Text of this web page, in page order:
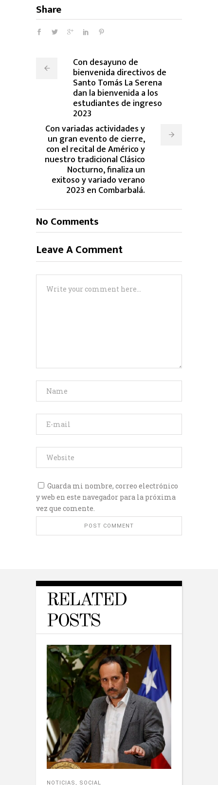
Share
Con desayuno de
bienvenida directivos de
Santo Tomás La Serena
dan la bienvenida a los
estudiantes de ingreso
2023
Con variadas actividades y
un gran evento de cierre,
con el recital de Américo y
nuestro tradicional Clásico
Nocturno, finaliza un
exitoso y variado verano
2023 en Combarbalá.
No Comments
Leave A Comment
Guarda mi nombre, correo electrónico
y web en este navegador para la próxima
vez que comente.
RELATED
POSTS
NOTICIAS , SOCIAL